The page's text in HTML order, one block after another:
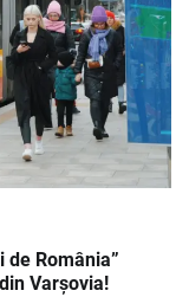
de România”
Varșovia!